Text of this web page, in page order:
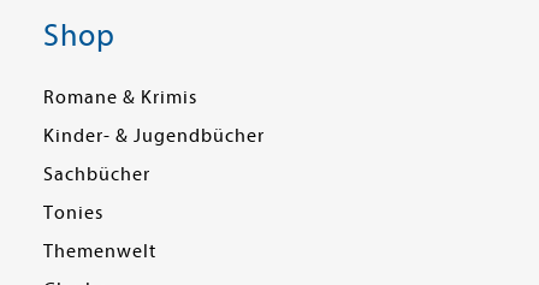
Shop
Romane & Krimis
Kinder- & Jugendbücher
Sachbücher
Tonies
Themenwelt